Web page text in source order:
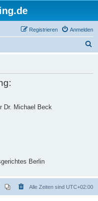
Anmelden
Registrieren
Dr. Michael Beck
Berlin
Alle Zeiten sind UTC+02:00